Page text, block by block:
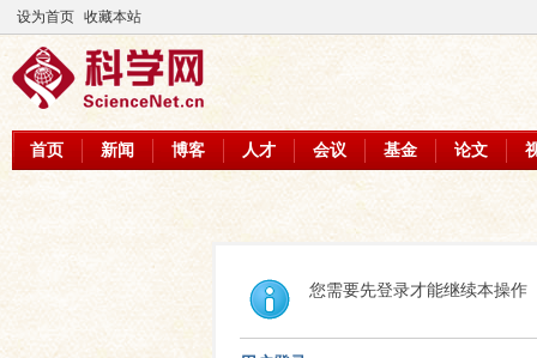
设为首页 收藏本站
首页 新闻 博客 人才 会议 基金 论文
您需要先登录才能继续本操作